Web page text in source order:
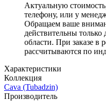
Актуальную
телефону, или у
Обращаем ваше
действительны
области. При заказе
рассчитываются по
Характеристики
Коллекция
Cava (Tubadzin)
Производитель